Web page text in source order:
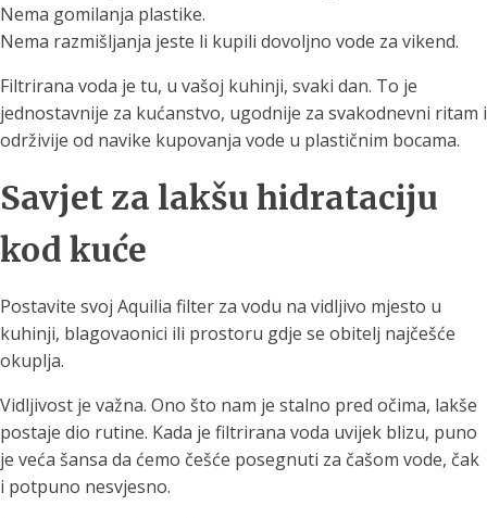
Nema gomilanja plastike.
Nema razmišljanja jeste li kupili dovoljno vode za vikend.
Filtrirana voda je tu, u vašoj kuhinji, svaki dan. To je
jednostavnije za kućanstvo, ugodnije za svakodnevni ritam i
održivije od navike kupovanja vode u plastičnim bocama.
Savjet za lakšu hidrataciju
kod kuće
Postavite svoj Aquilia filter za vodu na vidljivo mjesto u
kuhinji, blagovaonici ili prostoru gdje se obitelj najčešće
okuplja.
Vidljivost je važna. Ono što nam je stalno pred očima, lakše
postaje dio rutine. Kada je filtrirana voda uvijek blizu, puno
je veća šansa da ćemo češće posegnuti za čašom vode, čak
i potpuno nesvjesno.